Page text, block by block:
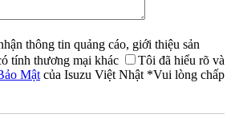
thông tin quảng cáo, giới thiệu sản
tính thương mại khác
Tôi đã hiểu rõ và
Mật của Isuzu Việt Nhật *Vui lòng chấp